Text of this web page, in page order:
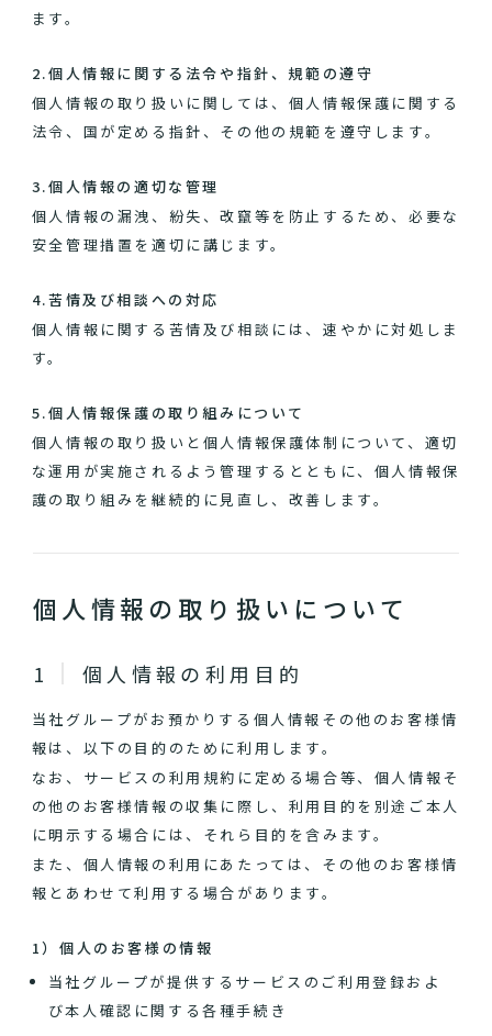
ます。
2.個人情報に関する法令や指針、規範の遵守
個人情報の取り扱いに関しては、個人情報保護に関する
法令、国が定める指針、その他の規範を遵守します。
3.個人情報の適切な管理
個人情報の漏洩、紛失、改竄等を防止するため、必要な
安全管理措置を適切に講じます。
4.苦情及び相談への対応
個人情報に関する苦情及び相談には、速やかに対処しま
す。
5.個人情報保護の取り組みについて
個人情報の取り扱いと個人情報保護体制について、適切
な運用が実施されるよう管理するとともに、個人情報保
護の取り組みを継続的に見直し、改善します。
個人情報の取り扱いについて
個人情報の利用目的
当社グループがお預かりする個人情報その他のお客様情
報は、以下の目的のために利用します。
なお、サービスの利用規約に定める場合等、個人情報そ
の他のお客様情報の収集に際し、利用目的を別途ご本人
に明示する場合には、それら目的を含みます。
また、個人情報の利用にあたっては、その他のお客様情
報とあわせて利用する場合があります。
1）個人のお客様の情報
当社グループが提供するサービスのご利用登録およ
び本人確認に関する各種手続き